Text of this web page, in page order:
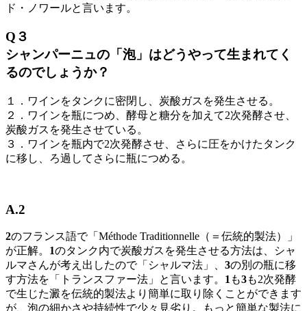
ド・ノワールと言います。
Q３
シャンパーニュの「泡」はどうやって生まれてく
るのでしょうか？
１．ワインをタンクに密閉し、炭酸ガスを発生させる。
２．ワインを瓶につめ、酵母と糖分を加えて2次発酵させ、
炭酸ガスを発生させている。
３．ワインを瓶内で2次発酵させ、さらに圧をかけたタンク
に移し、ろ過してさらに瓶につめる。
A.2
2のフランス語で「Méthode Traditionnelle（＝伝統的製法）」
が正解。 1のタンク内で炭酸ガスを発生させる方法は、シャ
ルマさんが考え出したので「シャルマ法」、 3の別の瓶に移
す方法を「トランスファー法」と言います。 1も3も2次発酵
で生じた澱を伝統的製法より簡単に取り除くことができます
が、泡の細かさや持続性で少々見劣り。もっと簡単な製法に